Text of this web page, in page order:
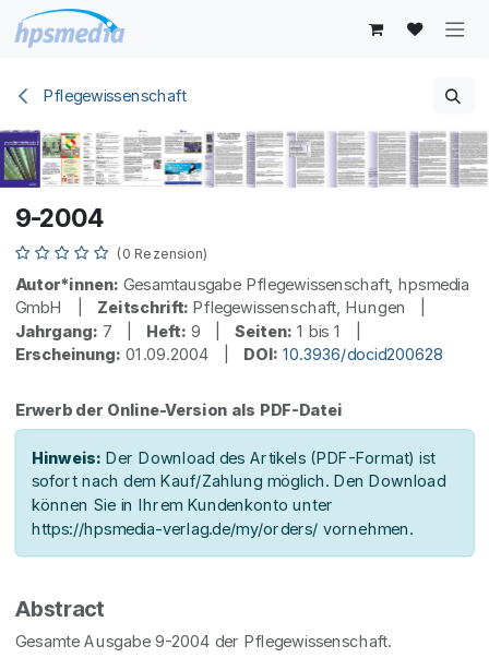
Zum Inhalt springen
Pflegewissenschaft
9-2004
(0 Rezension)
Autor*innen: Gesamtausgabe Pflegewissenschaft, hpsmedia
GmbH | Zeitschrift: Pflegewissenschaft, Hungen |
Jahrgang: 7 | Heft: 9 |Seiten: 1 bis 1 |
Erscheinung: 01.09.2004 | DOI: 10.3936/docid200628
Erwerb der Online-Version als PDF-Datei
Hinweis: Der Download des Artikels (PDF-Format) ist
sofort nach dem Kauf/Zahlung möglich. Den Download
können Sie in Ihrem Kundenkonto unter
https://hpsmedia-verlag.de/my/orders/ vornehmen.
Abstract
Gesamte Ausgabe 9-2004 der Pflegewissenschaft.